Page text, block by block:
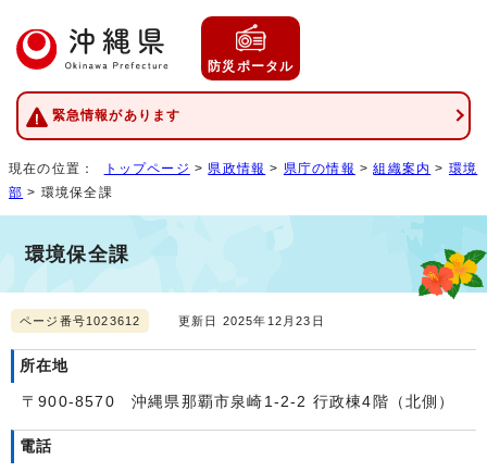
防災ポータル
緊急情報があります
現在の位置： トップページ > 県政情報 > 県庁の情報 >組織案内 > 環境
部 > 環境保全課
環境保全課
ページ番号1023612 更新日 2025年12月23日
所在地
〒900-8570 沖縄県那覇市泉崎1-2-2 行政棟4階（北側）
電話